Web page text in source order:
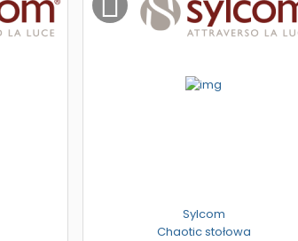
Sylcom
Chaotic stołowa